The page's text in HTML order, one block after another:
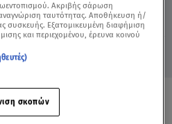
Ακριβής σάρωση
ταυτότητας. Αποθήκευση ή/
συσκευής. Εξατομικευμένη διαφήμιση
και περιεχομένου, έρευνα κοινού
σκοπών